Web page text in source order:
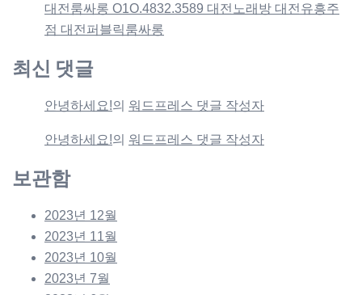
대전룸싸롱 O1O.4832.3589 대전노래방 대전유흥주
점 대전퍼블릭룸싸롱
최신 댓글
안녕하세요!의 워드프레스 댓글 작성자
안녕하세요!의 워드프레스 댓글 작성자
보관함
2023년 12월
2023년 11월
2023년 10월
2023년 7월